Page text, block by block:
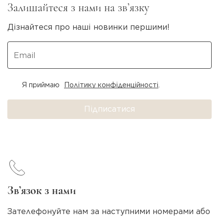
Залишайтеся з нами на зв’язку
Дізнайтеся про наші новинки першими!
Підписатися
Я приймаю Політику конфіденційності.
Зв’язок з нами
Зателефонуйте нам за наступними номерами або